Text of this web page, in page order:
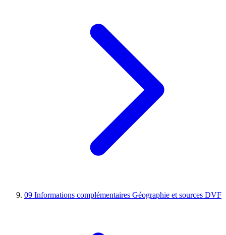
09 Informations complémentaires Géographie et sources DVF